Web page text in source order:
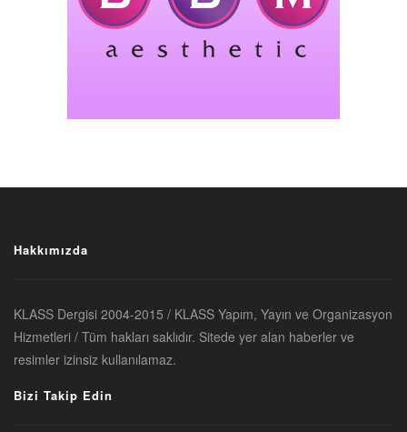
Hakkımızda
KLASS Dergisi 2004-2015 / KLASS Yapım, Yayın ve Organizasyon
Hizmetleri / Tüm hakları saklıdır. Sitede yer alan haberler ve
resimler izinsiz kullanılamaz.
Bizi Takip Edin